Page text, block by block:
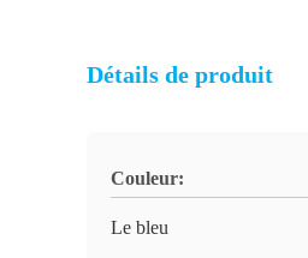
Détails de produit
Couleur:
Le bleu